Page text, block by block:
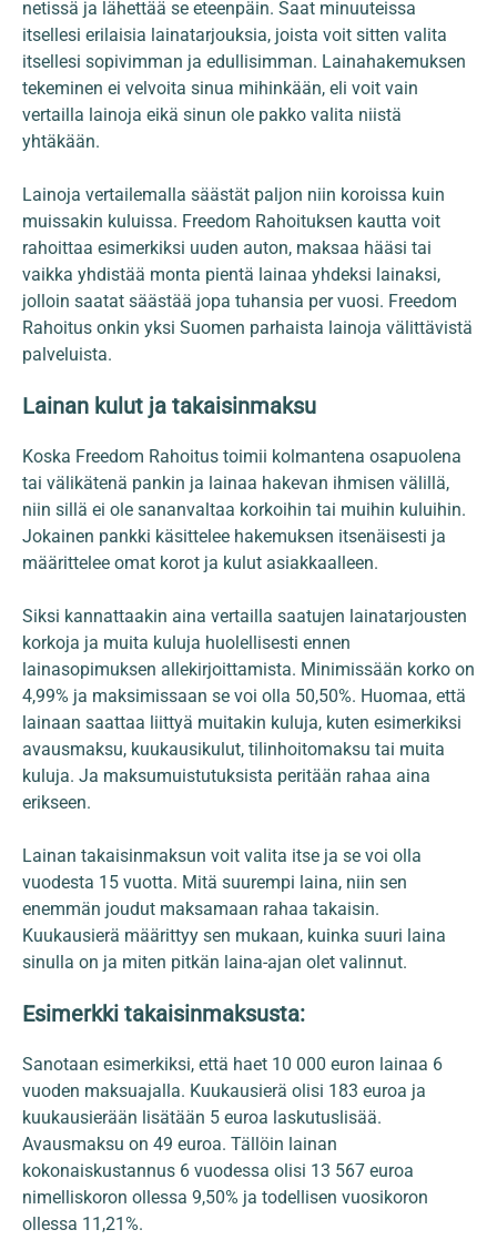
netissä ja lähettää se eteenpäin. Saat minuuteissa
itsellesi erilaisia lainatarjouksia, joista voit sitten valita
itsellesi sopivimman ja edullisimman. Lainahakemuksen
tekeminen ei velvoita sinua mihinkään, eli voit vain
vertailla lainoja eikä sinun ole pakko valita niistä
yhtäkään.
Lainoja vertailemalla säästät paljon niin koroissa kuin
muissakin kuluissa. Freedom Rahoituksen kautta voit
rahoittaa esimerkiksi uuden auton, maksaa hääsi tai
vaikka yhdistää monta pientä lainaa yhdeksi lainaksi,
jolloin saatat säästää jopa tuhansia per vuosi. Freedom
Rahoitus onkin yksi Suomen parhaista lainoja välittävistä
palveluista.
Lainan kulut ja takaisinmaksu
Koska Freedom Rahoitus toimii kolmantena osapuolena
tai välikätenä pankin ja lainaa hakevan ihmisen välillä,
niin sillä ei ole sananvaltaa korkoihin tai muihin kuluihin.
Jokainen pankki käsittelee hakemuksen itsenäisesti ja
määrittelee omat korot ja kulut asiakkaalleen.
Siksi kannattaakin aina vertailla saatujen lainatarjousten
korkoja ja muita kuluja huolellisesti ennen
lainasopimuksen allekirjoittamista. Minimissään korko on
4,99% ja maksimissaan se voi olla 50,50%. Huomaa, että
lainaan saattaa liittyä muitakin kuluja, kuten esimerkiksi
avausmaksu, kuukausikulut, tilinhoitomaksu tai muita
kuluja. Ja maksumuistutuksista peritään rahaa aina
erikseen.
Lainan takaisinmaksun voit valita itse ja se voi olla
vuodesta 15 vuotta. Mitä suurempi laina, niin sen
enemmän joudut maksamaan rahaa takaisin.
Kuukausierä määrittyy sen mukaan, kuinka suuri laina
sinulla on ja miten pitkän laina-ajan olet valinnut.
Esimerkki takaisinmaksusta:
Sanotaan esimerkiksi, että haet 10 000 euron lainaa 6
vuoden maksuajalla. Kuukausierä olisi 183 euroa ja
kuukausierään lisätään 5 euroa laskutuslisää.
Avausmaksu on 49 euroa. Tällöin lainan
kokonaiskustannus 6 vuodessa olisi 13 567 euroa
nimelliskoron ollessa 9,50% ja todellisen vuosikoron
ollessa 11,21%.